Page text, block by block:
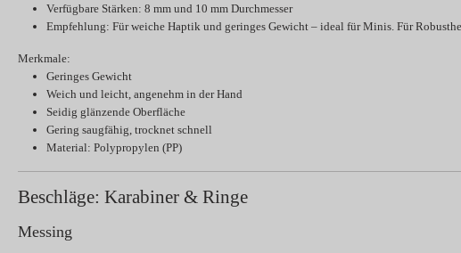
Verfügbare Stärken: 8 mm und 10 mm Durchmesser
Empfehlung: Für weiche Haptik und geringes Gewicht – ideal für Minis. Für
Merkmale:
Geringes Gewicht
Weich und leicht, angenehm in der Hand
Seidig glänzende Oberfläche
Gering saugfähig, trocknet schnell
Material: Polypropylen (PP)
Beschläge: Karabiner & Ringe
Messing